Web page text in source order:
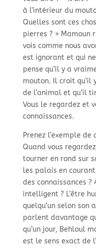
à l’intérieur du
Quelles sont ces
pierres ? » Mamoun
vois comme nous
est ignorant et qui
pense qu’il y a
mouton. Il croit qu’il
de l’animal et qu’il
Vous le regardez et
connaissances.
Prenez l’exemple de
Quand vous
tourner en rond sur
les palais en
des connaissances ?
intelligent ? L’être
quelqu’un selon son
parlent davantage
qu’un jour, Behloul
est le sens exact de